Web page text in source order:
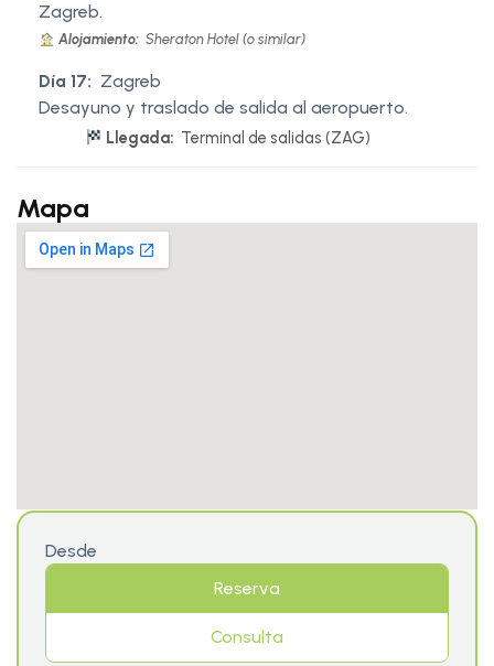
Zagreb.
Alojamiento: Sheraton Hotel (o similar)
Día 17: Zagreb
Desayuno y traslado de salida al aeropuerto.
Llegada: Terminal de salidas (ZAG)
Mapa
Desde
Reserva
Consulta